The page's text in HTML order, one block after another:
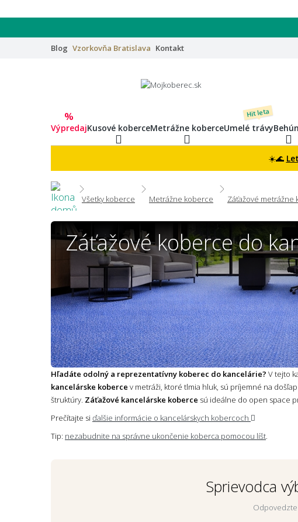
Blog Vzorkovňa Bratislava Kontakt
%
VýpredajKusové koberceMetrážne koberce
Hit leta
Umelé trávy
☀️🌊
Všetky koberce Metrážne koberce Záťažové metrážne
Záťažové koberce do
Hľadáte odolný a reprezentatívny koberec do kancelárie? V tejto
kancelárske koberce v metráži, ktoré tlmia hluk, sú príjemné na
štruktúry. Záťažové kancelárske koberce sú ideálne do open space
Prečítajte si ďalšie informácie o kancelárskych kobercoch
Tip: nezabudnite na správne ukončenie koberca pomocou líšt
Sprievodca